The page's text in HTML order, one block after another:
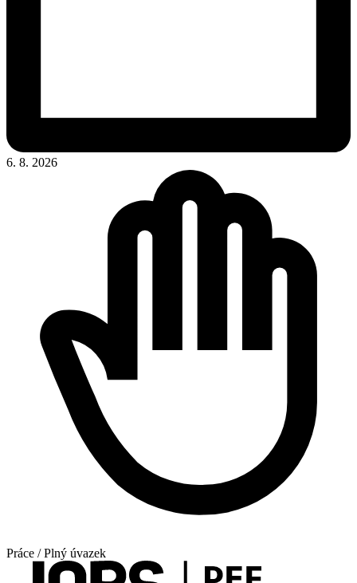
6. 8. 2026
Práce / Plný úvazek